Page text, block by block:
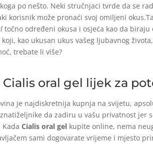
po nešto. Neki stručnjaci tvrde da se
korisnik može pronaći svoj omiljeni
točno određeni okusa i osjeća kao da
koji, kao ukusan ukus vašeg ljubavnog
trebate li više?
oral gel lijek za
je najdiskretnija kupnja na svijetu,
da zadiru u vašu privatnost jer
KadaCialis oral gel kupite online, nema
sami dogovarate vrijeme i mjesto